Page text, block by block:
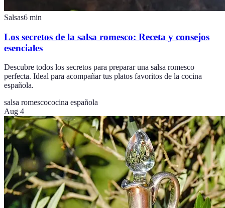
Salsas6 min
Los secretos de la salsa romesco: Receta y consejos
esenciales
Descubre todos los secretos para preparar una salsa romesco
perfecta. Ideal para acompañar tus platos favoritos de la cocina
española.
salsa romescococina española
Aug 4